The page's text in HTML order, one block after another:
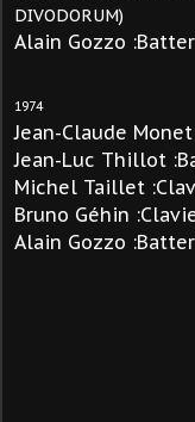
DIVODORUM)
Alain Gozzo
1974
Jean-Claude
Jean-Luc Thillot
Michel Taillet
Bruno Géhin
Alain Gozzo